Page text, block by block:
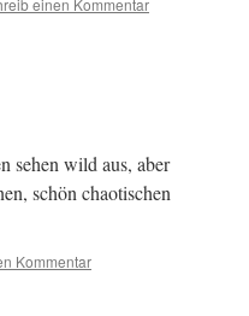
einen Kommentar
sehen wild aus, aber
schön chaotischen
Kommentar